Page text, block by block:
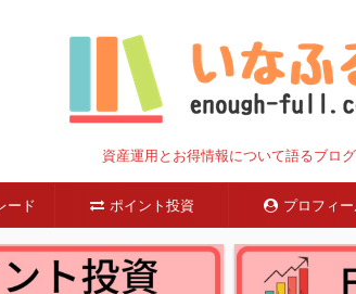
資産運用とお得情報について語るブログ
ード ポイント投資 プロフィ